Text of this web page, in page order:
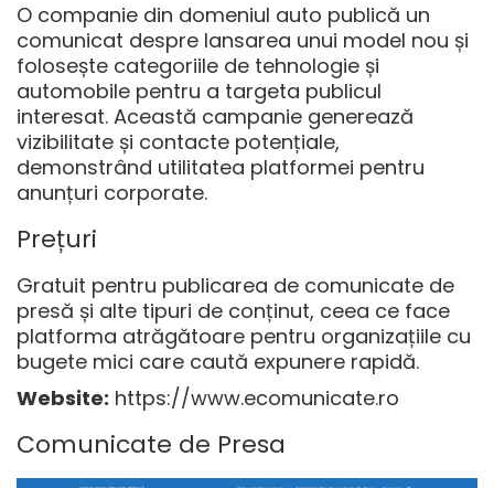
O companie din domeniul auto publică un
comunicat despre lansarea unui model nou și
folosește categoriile de tehnologie și
automobile pentru a targeta publicul
interesat. Această campanie generează
vizibilitate și contacte potențiale,
demonstrând utilitatea platformei pentru
anunțuri corporate.
Prețuri
Gratuit pentru publicarea de comunicate de
presă și alte tipuri de conținut, ceea ce face
platforma atrăgătoare pentru organizațiile cu
bugete mici care caută expunere rapidă.
Website: https://www.ecomunicate.ro
Comunicate de Presa